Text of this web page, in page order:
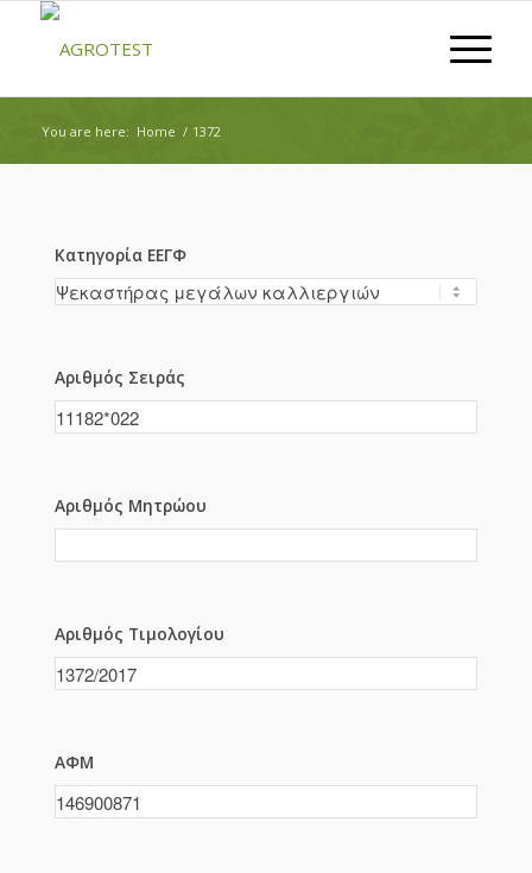
You are here: Home / 1372
Κατηγορία ΕΕΓΦ
Αριθμός Σειράς
Αριθμός Μητρώου
Αριθμός Τιμολογίου
ΑΦΜ